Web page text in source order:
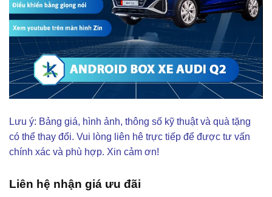
Lưu ý: Bảng giá, hình ảnh, thông số kỹ thuật và quà tặng
có thể thay đổi. Vui lòng liên hê trực tiếp để được tư vấn
chính xác và phù hợp. Xin cảm ơn!
Liên hệ nhận giá ưu đãi